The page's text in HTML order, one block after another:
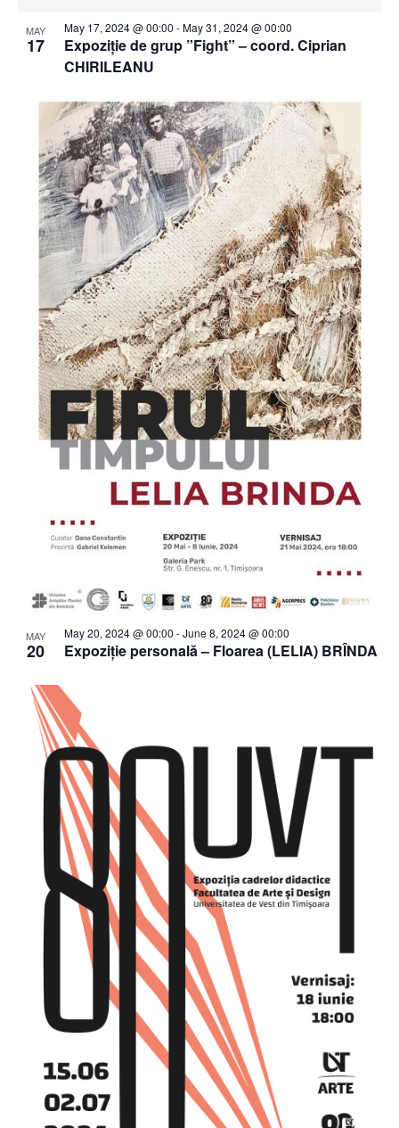
MAY
17
Expoziție de grup ”Fight” – coord. Ciprian
CHIRILEANU
May 17, 2024 @ 00:00 -May 31, 2024 @ 00:00
MAY
20 Expoziție personală – Floarea (LELIA) BRÎNDA
May 20, 2024 @ 00:00 -June 8, 2024 @ 00:00